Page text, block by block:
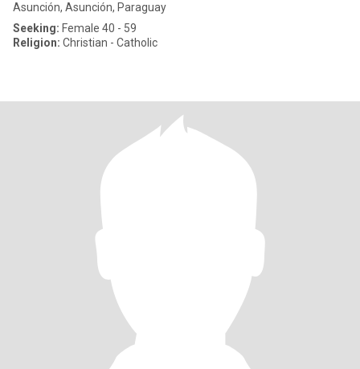
Asunción, Asunción, Paraguay
Seeking: Female 40 - 59
Religion: Christian - Catholic